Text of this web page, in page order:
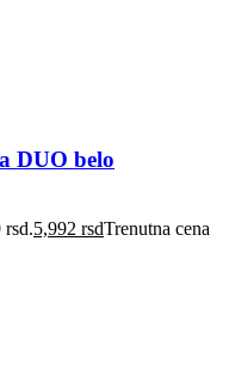
DUO belo
rsd.5,992 rsdTrenutna cena